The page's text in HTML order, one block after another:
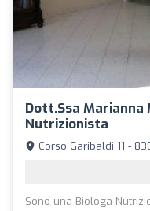
Dott.ssa Marianna
Nutrizionista
Corso Garibaldi 11 -
Sono una Biologa